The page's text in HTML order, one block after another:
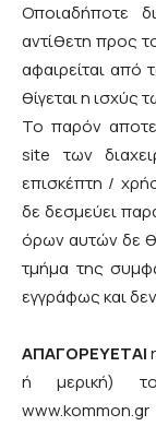
Οποιαδήποτε
αντίθετη προς
αφαιρείται από
θίγεται η ισχύς
Το παρόν
site των
επισκέπτη /
δε δεσμεύει
όρων αυτών δε
τμήμα της
εγγράφως και
ΑΠΑΓΟΡΕΥΕΤΑΙ
ή μερική)